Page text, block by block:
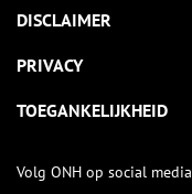
DISCLAIMER
PRIVACY
TOEGANKELIJKHEID
Volg ONH op social media